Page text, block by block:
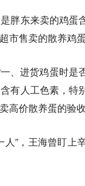
胖东来卖的鸡
售卖的散养鸡
、进货鸡蛋时
有人工色素，
高价散养蛋的验
”，王海曾盯上